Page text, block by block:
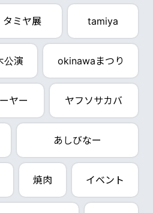
タミヤ展 tamiya
公演 okinawaまつり
ヤー ヤフソサカバ
あしびなー
焼肉 イベント